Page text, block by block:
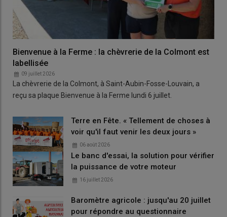
Bienvenue à la Ferme : la chèvrerie de la Colmont est
labellisée
09 juillet 2026
La chèvrerie de la Colmont, à Saint-Aubin-Fosse-Louvain, a
reçu sa plaque Bienvenue à la Ferme lundi 6 juillet.
Terre en Fête. « Tellement de choses à
voir qu'il faut venir les deux jours »
06 août 2026
Le banc d'essai, la solution pour vérifier
la puissance de votre moteur
16 juillet 2026
Baromètre agricole : jusqu'au 20 juillet
pour répondre au questionnaire